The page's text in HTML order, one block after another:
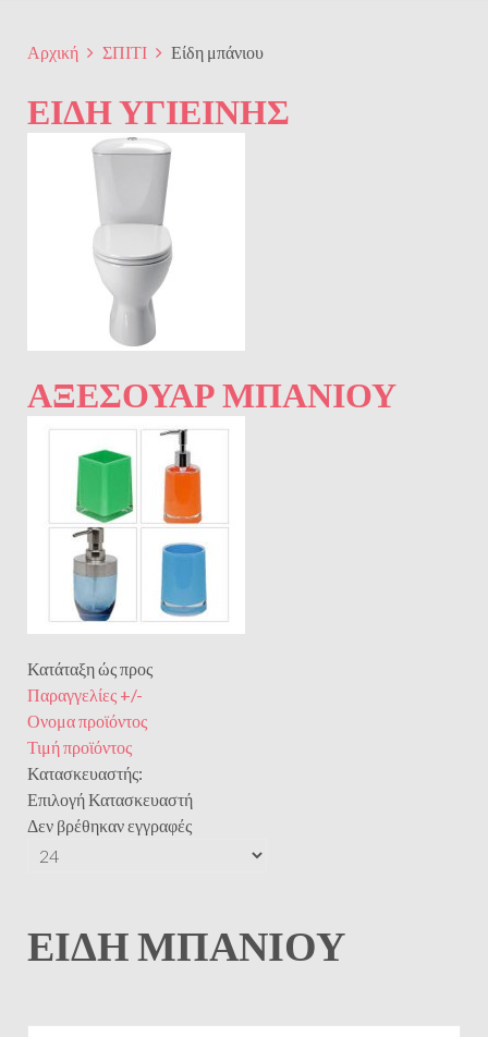
Αρχική ΣΠΙΤΙ Είδη μπάνιου
ΕΊΔΗ ΥΓΙΕΙΝΉΣ
ΑΞΕΣΟΥΆΡ ΜΠΆΝΙΟΥ
Κατάταξη ώς προς
Παραγγελίες +/-
Ονομα προϊόντος
Τιμή προϊόντος
Κατασκευαστής:
Επιλογή Κατασκευαστή
Δεν βρέθηκαν εγγραφές
ΕΊΔΗ ΜΠΆΝΙΟΥ